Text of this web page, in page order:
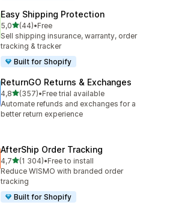
Easy Shipping Protection
5,0/ 5 tähteä
(44)
44 arvostelua yhteensä
•Free
Sell shipping insurance, warranty, order
tracking & tracker
Built for Shopify
ReturnGO Returns & Exchanges
4,8/ 5 tähteä
(357)
357 arvostelua yhteensä
•Free trial available
Automate refunds and exchanges for a
better return experience
AfterShip Order Tracking
4,7/ 5 tähteä
(1 304)
1304 arvostelua yhteensä
•Free to install
Reduce WISMO with branded order
tracking
Built for Shopify